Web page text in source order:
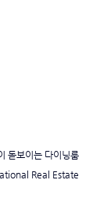
돋보이는 다이닝룸
Real Estate